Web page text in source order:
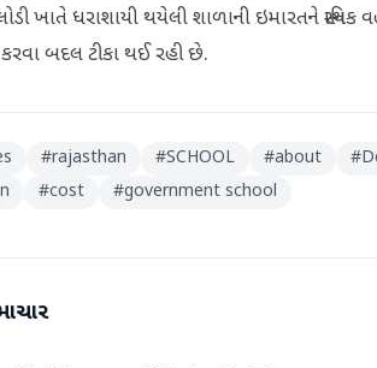
ખાતે ધરાશાયી થયેલી શાળાની ઇમારતને સ્થાનિક
કરવા બદલ ટીકા થઈ રહી છે.
#rajasthan #SCHOOL #about #
#cost #government school